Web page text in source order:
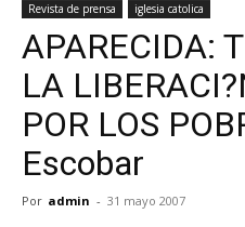
Revista de prensa iglesia catolica
APARECIDA:
LA
POR LOS
Escobar
Por admin - 31 mayo 2007